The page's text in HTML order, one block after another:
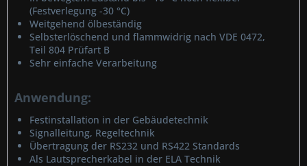
(Festverlegung -30 °C)
Weitgehend ölbeständig
Selbsterlöschend und flammwidrig nach VDE 0472,
Teil 804 Prüfart B
Sehr einfache Verarbeitung
Anwendung:
Festinstallation in der Gebäudetechnik
Signalleitung, Regeltechnik
Übertragung der RS232 und RS422 Standards
Als Lautsprecherkabel in der ELA Technik